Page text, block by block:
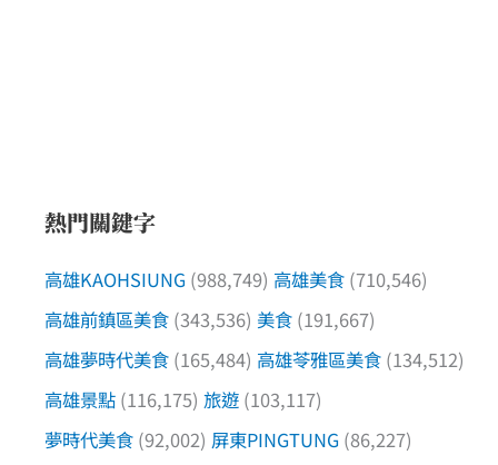
熱門關鍵字
高雄KAOHSIUNG (988,749) 高雄美食 (710,546)
高雄前鎮區美食 (343,536) 美食 (191,667)
高雄夢時代美食 (165,484) 高雄苓雅區美食 (134,512)
高雄景點 (116,175) 旅遊 (103,117)
夢時代美食 (92,002) 屏東PINGTUNG (86,227)